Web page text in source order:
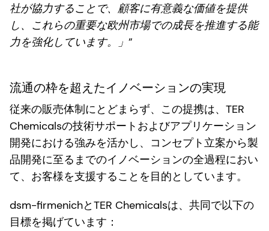
社が協力することで、顧客に有意義な価値を提供
し、これらの重要な欧州市場での成長を推進する能
力を強化しています。」 ”
流通の枠を超えたイノベーションの実現
従来の販売体制にとどまらず、この提携は、TER
Chemicalsの技術サポートおよびアプリケーション
開発における強みを活かし、コンセプト立案から製
品開発に至るまでのイノベーションの全過程におい
て、お客様を支援することを目的としています。
dsm-firmenichとTER Chemicalsは、共同で以下の
目標を掲げています：